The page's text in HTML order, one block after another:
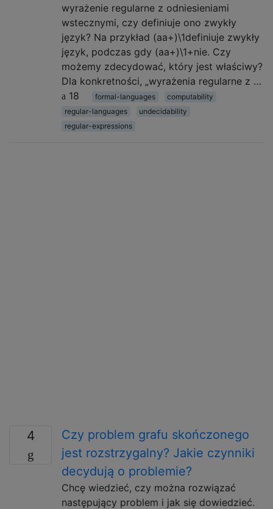
wyrażenie regularne z odniesieniami
wstecznymi, czy definiuje ono zwykły
język? Na przykład (aa+)\1definiuje zwykły
język, podczas gdy (aa+)\1+nie. Czy
możemy zdecydować, który jest właściwy?
Dla konkretności, „wyrażenia regularne z …
18
formal-languages
computability
regular-languages
undecidability
regular-expressions
4
Czy problem grafu skończonego
jest rozstrzygalny? Jakie czynniki
decydują o problemie?
Chcę wiedzieć, czy można rozwiązać
następujący problem i jak się dowiedzieć.